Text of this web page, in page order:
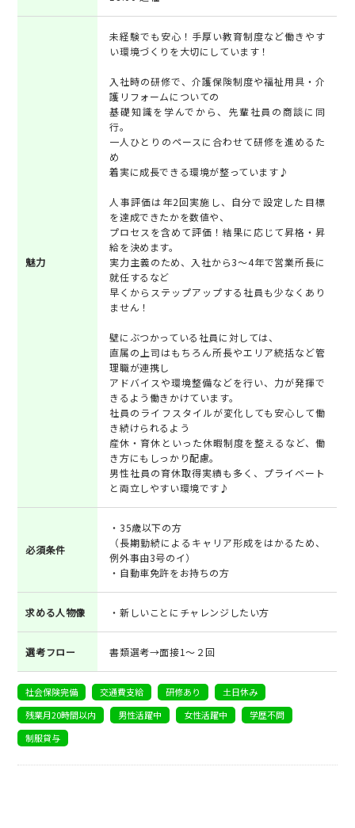
魅力
未経験でも安心！手厚い教育制度など働きやす
い環境づくりを大切にしています！
入社時の研修で、介護保険制度や福祉用具・介
護リフォームについての
基礎知識を学んでから、先輩社員の商談に同
行。
一人ひとりのペースに合わせて研修を進めるた
め
着実に成長できる環境が整っています♪
人事評価は年2回実施し、自分で設定した目標
を達成できたかを数値や、
プロセスを含めて評価！結果に応じて昇格・昇
給を決めます。
実力主義のため、入社から3～4年で営業所長に
就任するなど
早くからステップアップする社員も少なくあり
ません！
壁にぶつかっている社員に対しては、
直属の上司はもちろん所長やエリア統括など管
理職が連携し
アドバイスや環境整備などを行い、力が発揮で
きるよう働きかけています。
社員のライフスタイルが変化しても安心して働
き続けられるよう
産休・育休といった休暇制度を整えるなど、働
き方にもしっかり配慮。
男性社員の育休取得実績も多く、プライベート
と両立しやすい環境です♪
必須条件
・35歳以下の方
（長期勤続によるキャリア形成をはかるため、
例外事由3号のイ）
・自動車免許をお持ちの方
求める人物像 ・新しいことにチャレンジしたい方
選考フロー 書類選考→面接1～２回
社会保険完備 交通費支給 研修あり
土日休み
残業月20時間以内
男性活躍中 女性活躍中
学歴不問
制服貸与